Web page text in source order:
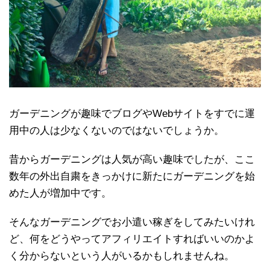
ガーデニングが趣味でブログやWebサイトをすでに運
用中の人は少なくないのではないでしょうか。
昔からガーデニングは人気が高い趣味でしたが、ここ
数年の外出自粛をきっかけに新たにガーデニングを始
めた人が増加中です。
そんなガーデニングでお小遣い稼ぎをしてみたいけれ
ど、何をどうやってアフィリエイトすればいいのかよ
く分からないという人がいるかもしれませんね。